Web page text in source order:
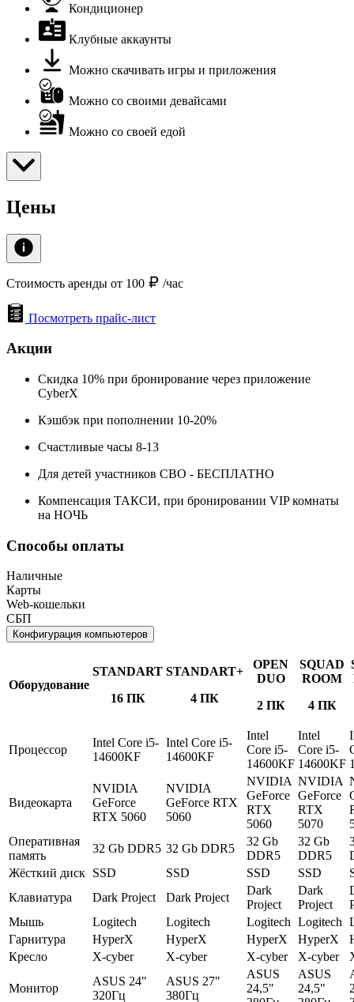
Кондиционер
Клубные аккаунты
Можно скачивать игры и приложения
Можно со своими девайсами
Можно со своей едой
Цены
Стоимость аренды от 100 /час
Посмотреть прайс-лист
Акции
Скидка 10% при бронирование через приложение
CyberX
Кэшбэк при пополнении 10-20%
Счастливые часы 8-13
Для детей участников СВО - БЕСПЛАТНО
Компенсация ТАКСИ, при бронировании VIP комнаты
на НОЧЬ
Способы оплаты
Наличные
Карты
Web-кошельки
СБП
Конфигурация компьютеров
Оборудование
STANDART
16 ПК
STANDART+
4 ПК
OPEN
DUO
2 ПК
SQUAD
ROOM
4 ПК
Процессор
Intel Core i5-
14600KF
Intel Core i5-
14600KF
Intel
Core i5-
14600KF
Intel
Core i5-
14600KF
Видеокарта
NVIDIA
GeForce
RTX 5060
NVIDIA
GeForce RTX
5060
NVIDIA
GeForce
RTX
5060
NVIDIA
GeForce
RTX
5070
Оперативная
память
32 Gb DDR5 32 Gb DDR5
32 Gb
DDR5
32 Gb
DDR5
Жёсткий диск SSD SSD SSD SSD
Клавиатура
Dark Project Dark Project
Dark
Project
Dark
Project
Мышь
Logitech Logitech Logitech Logitech
Гарнитура
HyperX HyperX HyperX HyperX
Кресло
X-cyber X-cyber X-cyber X-cyber
Монитор
ASUS 24"
320Гц
ASUS 27"
380Гц
ASUS
24,5"
ASUS
24,5"